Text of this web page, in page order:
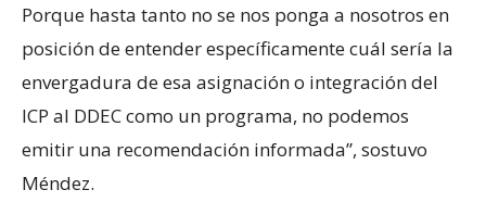
Porque hasta tanto no se nos ponga a nosotros en
posición de entender específicamente cuál sería la
envergadura de esa asignación o integración del
ICP al DDEC como un programa, no podemos
emitir una recomendación informada”, sostuvo
Méndez.